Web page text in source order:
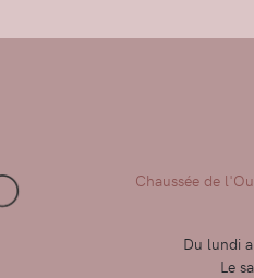
Chaussée de
Du lundi
Le